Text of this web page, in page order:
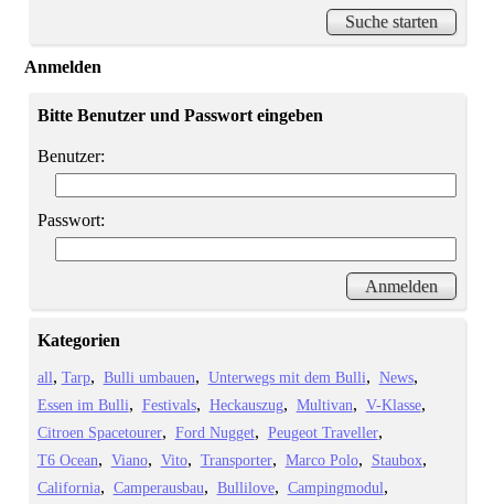
Anmelden
Bitte Benutzer und Passwort eingeben
Benutzer:
Passwort:
Kategorien
all Tarp Bulli umbauen Unterwegs mit dem Bulli
News
Essen im Bulli
Festivals Heckauszug Multivan
V-Klasse
Citroen Spacetourer
Ford Nugget
Peugeot Traveller
T6 Ocean
Viano Vito Transporter Marco Polo
Staubox
California
Camperausbau Bullilove
Campingmodul